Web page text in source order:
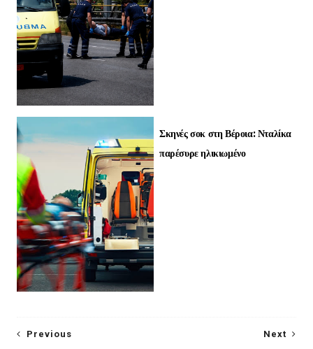
Σκηνές σοκ στη Βέροια: Νταλίκα
παρέσυρε ηλικιωμένο
Next
Previous